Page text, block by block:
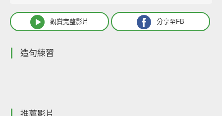
觀賞完整影片 分享至FB
造句練習